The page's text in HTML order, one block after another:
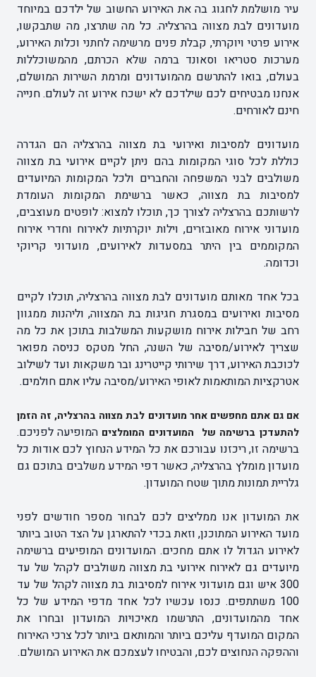
עיר מושלמת לחגוג בה את האירוע החשוב של ילדכם במיוחד
מועדונים לבת מצווה בהרצליה. כל מה שתרצו, מה שתבקשו,
אירוע פרטי ויוקרתי, קבלת פנים מרשימה לחתני וכלות האירוע,
מערכות סטריאו וסאונד ברמה שלא הכרתם, מהמשוכללות
בעולם, בואו להתרשם מהמועדונים ומרמת השירות המושלם,
אנחנו מבטיחים לכם שילדכם לא ישכח אירוע זה לעולם. חנייה
חינם לאורחים.
מועדונים למסיבות ואירועי בת מצווה בהרצליה הם הגדרה
כוללת לכל סוגי המקומות בהם ניתן לקיים אירועי בת מצווה
משולבים לבני המשפחה והחברים ולכל המקומות המיועדים
למסיבות בת מצווה, כאשר ברשימת המקומות העומדת
לרשותכם בהרצליה לצורך כך, תוכלו למצוא: לופטים מעוצבים,
מועדוני אירוח מאובזרים, וילות יוקרתיות לאירוח וחדרי אירוח
המקוממים בין היתר במסעדות לאירועים, מועדוני קריוקי
וכדומה.
בכל אחד מאותם מועדונים לבת מצווה בהרצליה, תוכלו לקיים
מסיבות ואירועים במסגרת חגיגות בת המצווה, וליהנות ממגוון
רחב של חבילות אירוח מושקעות המשלבות בתוכן את כל מה
שצריך לאירוע/מסיבה של השנה, החל מטקס כניסה מפואר
לכוכבת האירוע, דרך שירותי קייטרינג ובר משקאות ועד לשילוב
אטרקציות המותאמות לאופי האירוע/מסיבה עליו אתם חולמים.
אם גם אתם מחפשים אחר מועדונים לבת מצווה בהרצליה, זה הזמן
להתעדכן ברשימה של
המועדונים המומלצים המופיעה לפניכם.
ברשימה זו, ריכזנו עבורכם את כל המידע הנחוץ לכם אודות כל
מועדון מומלץ בהרצליה, כאשר דפי המידע משלבים בתוכם גם
גלריית תמונות מתוך שטח המועדון.
את המועדון אנו ממליצים לכם לבחור מספר חודשים לפני
מועד האירוע המתוכנן, וזאת בכדי להתארגן על הצד הטוב ביותר
לאירוע הגדול לו אתם מחכים. המועדונים המופיעים ברשימה
מיועדים גם לאירוח אירועי בת מצווה משולבים לקהל של עד
300 איש וגם מועדוני אירוח למסיבות בת מצווה לקהל של עד
100 משתתפים. כנסו עכשיו לכל אחד מדפי המידע של כל
אחד מהמועדונים, התרשמו מאיכויות המועדון ובחרו את
המקום המועדף עליכם ביותר והמותאם ביותר לכל צרכי האירוח
וההפקה הנחוצים לכם, והבטיחו לעצמכם את האירוע המושלם.